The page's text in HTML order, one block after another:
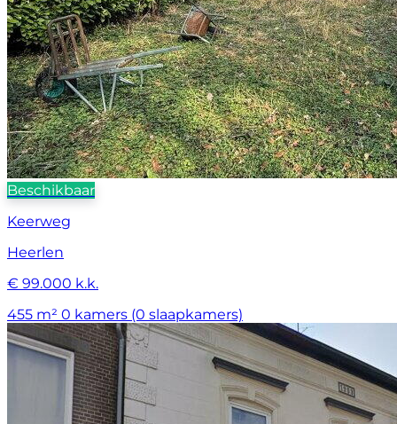
Beschikbaar
Keerweg
Heerlen
€ 99.000 k.k.
455 m² 0 kamers (0 slaapkamers)